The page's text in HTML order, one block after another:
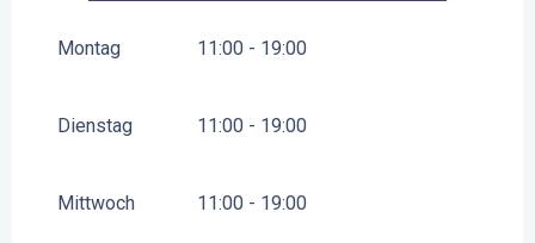
2026
Montag 11:00 - 19:00
Dienstag 11:00 - 19:00
Mittwoch 11:00 - 19:00